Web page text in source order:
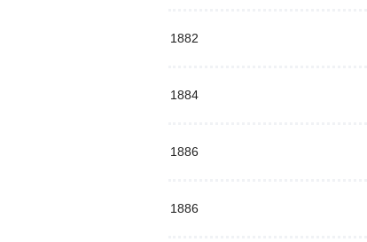
1882
1884
1886
1886